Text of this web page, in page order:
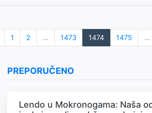
1 2 ... 1473 1474 1475 ...
PREPORUČENO
Lendo u Mokronogama: Naša